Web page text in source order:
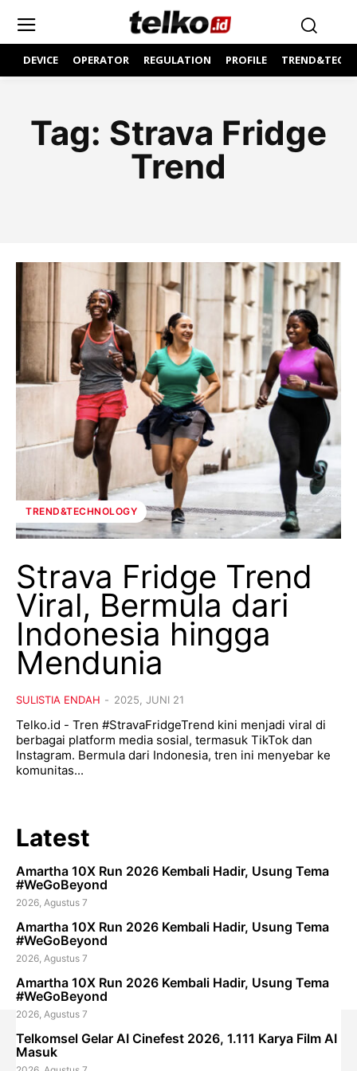
DEVICE OPERATOR REGULATION PROFILE
Tag: Strava Fridge
Trend
TREND&TECHNOLOGY
Strava Fridge Trend
Viral, Bermula dari
Indonesia hingga
Mendunia
SULISTIA ENDAH - 2025, JUNI 21
Telko.id - Tren #StravaFridgeTrend kini menjadi viral di
berbagai platform media sosial, termasuk TikTok dan
Instagram. Bermula dari Indonesia, tren ini menyebar ke
komunitas...
Latest
Amartha 10X Run 2026 Kembali Hadir, Usung Tema
#WeGoBeyond
2026, Agustus 7
Amartha 10X Run 2026 Kembali Hadir, Usung Tema
#WeGoBeyond
2026, Agustus 7
Amartha 10X Run 2026 Kembali Hadir, Usung Tema
#WeGoBeyond
2026, Agustus 7
Telkomsel Gelar AI Cinefest 2026, 1.111 Karya Film AI
Masuk